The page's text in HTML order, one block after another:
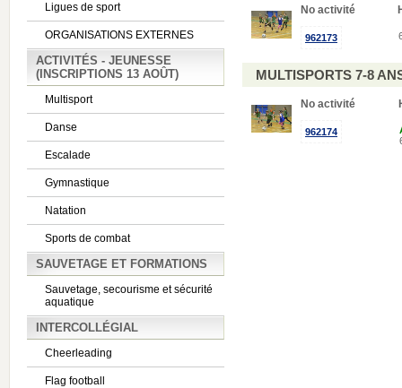
Ligues de sport
ORGANISATIONS EXTERNES
ACTIVITÉS - JEUNESSE
(INSCRIPTIONS 13 AOÛT)
Multisport
Danse
Escalade
Gymnastique
Natation
Sports de combat
SAUVETAGE ET FORMATIONS
Sauvetage, secourisme et sécurité
aquatique
INTERCOLLÉGIAL
Cheerleading
Flag football
No activité
962173
MULTISPORTS 7-8
No activité
962174